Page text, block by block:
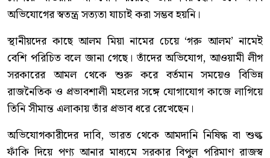
অভিযোগের স্বতন্ত্র সত্যতা যাচাই করা সম্ভব হয়নি।
স্থানীয়দের কাছে আলম মিয়া নামের চেয়ে ‘গরু আলম’ নামেই
বেশি পরিচিত বলে জানা গেছে। তাঁদের অভিযোগ, আওয়ামী লীগ
সরকারের আমল থেকে শুরু করে বর্তমান সময়েও বিভিন্ন
রাজনৈতিক ও প্রভাবশালী মহলের সঙ্গে যোগাযোগ কাজে লাগিয়ে
তিনি সীমান্ত এলাকায় তাঁর প্রভাব ধরে রেখেছেন।
অভিযোগকারীদের দাবি, ভারত থেকে আমদানি নিষিদ্ধ বা শুল্ক
ফাঁকি দিয়ে পণ্য আনার মাধ্যমে সরকার বিপুল পরিমাণ রাজস্ব